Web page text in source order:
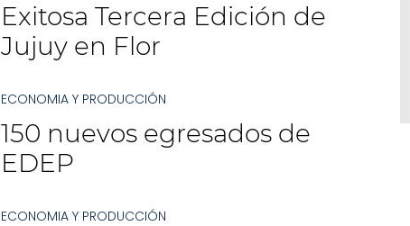
Exitosa Tercera Edición de
Jujuy en Flor
ECONOMIA Y PRODUCCIÓN
150 nuevos egresados de
EDEP
ECONOMIA Y PRODUCCIÓN